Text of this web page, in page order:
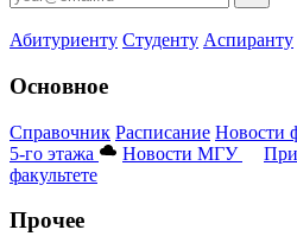
Абитуриенту Студенту Аспиранту
Основное
Справочник Расписание Новости
5-го этажа
Новости МГУ
факультете
Прочее